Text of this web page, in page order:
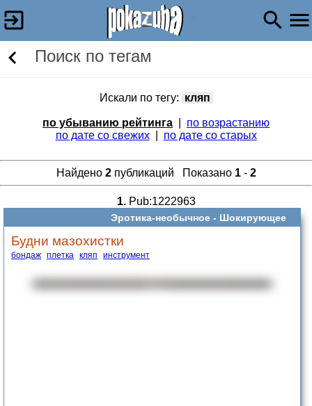
Поиск по тегам
Искали по тегу: кляп
по убыванию рейтинга
по возрастанию
по дате со свежих| по дате со старых
Найдено 2публикаций Показано 1- 2
1.Pub:1222963
Эротика-необычное - Шокирующее
Будни мазохистки
бондаж плетка кляп инструмент